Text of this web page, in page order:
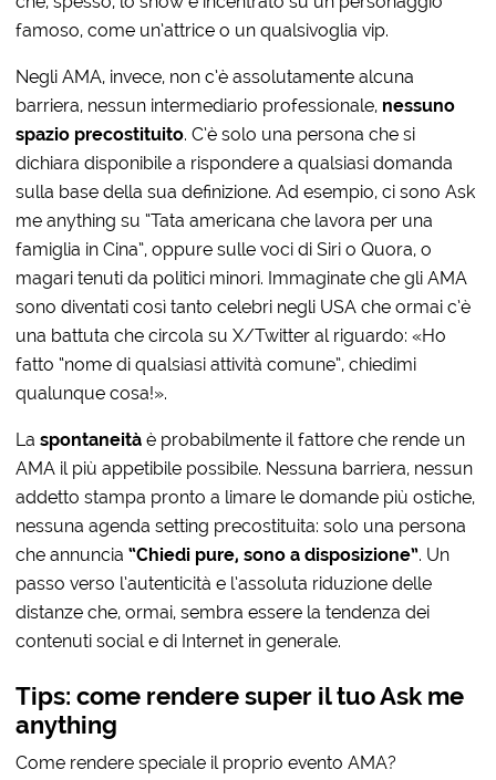
famoso, come un’attrice o un qualsivoglia vip.
Negli AMA, invece, non c’è assolutamente alcuna
barriera, nessun intermediario professionale, nessuno
spazio precostituito. C’è solo una persona che si
dichiara disponibile a rispondere a qualsiasi domanda
sulla base della sua definizione. Ad esempio, ci sono Ask
me anything su “Tata americana che lavora per una
famiglia in Cina”, oppure sulle voci di Siri o Quora, o
magari tenuti da politici minori. Immaginate che gli AMA
sono diventati così tanto celebri negli USA che ormai c’è
una battuta che circola su X/Twitter al riguardo: «Ho
fatto “nome di qualsiasi attività comune”, chiedimi
qualunque cosa!».
Laspontaneitàè probabilmente il fattore che rende un
AMA il più appetibile possibile. Nessuna barriera, nessun
addetto stampa pronto a limare le domande più ostiche,
nessuna agenda setting precostituita: solo una persona
che annuncia“Chiedi pure, sono a disposizione”. Un
passo verso l’autenticità e l’assoluta riduzione delle
distanze che, ormai, sembra essere la tendenza dei
contenuti social e di Internet in generale.
Tips: come rendere super il tuo Ask me
anything
Come rendere speciale il proprio evento AMA?